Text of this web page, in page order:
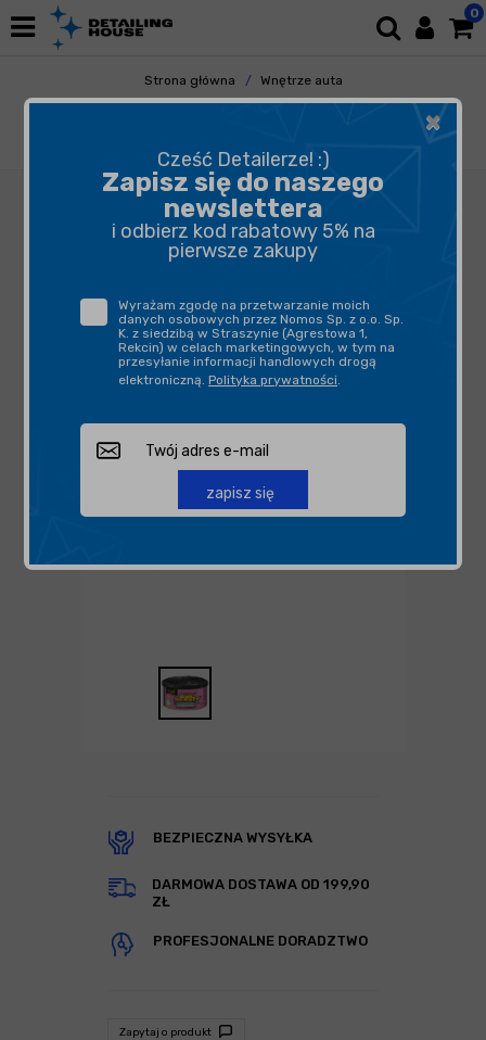
0
Strona główna
Wnętrze auta
Odświeżacze Powietrza
Dyfuzory i Zawieszki
BEZPIECZNA WYSYŁKA
DARMOWA DOSTAWA OD 199,90
ZŁ
PROFESJONALNE DORADZTWO
Zapytaj o produkt
×
Cześć Detailerze! :)
Zapisz się do naszego
newslettera
i odbierz kod rabatowy 5% na
pierwsze zakupy
Wyrażam zgodę na przetwarzanie moich
danych osobowych przez Nomos Sp. z o.o. Sp.
K. z siedzibą w Straszynie (Agrestowa 1,
Rekcin) w celach marketingowych, w tym na
przesyłanie informacji handlowych drogą
elektroniczną. Polityka prywatności.
zapisz się